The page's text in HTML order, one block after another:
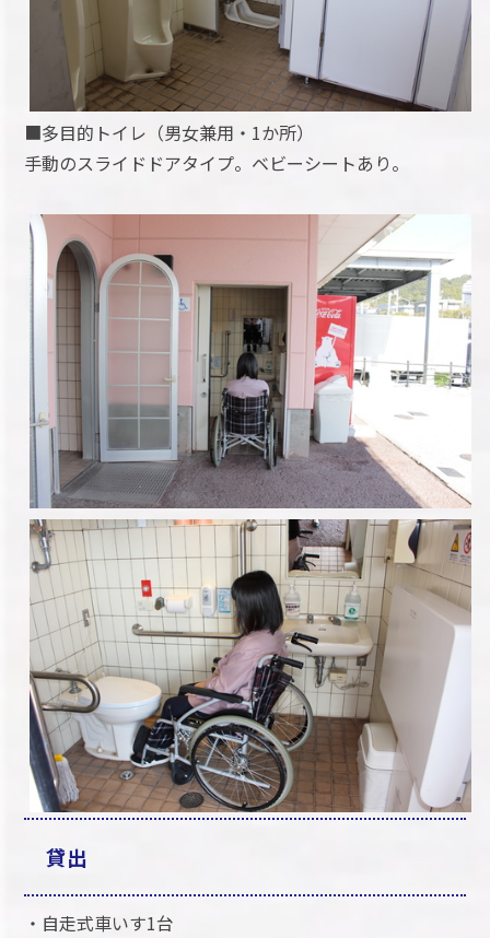
■多目的トイレ（男女兼用・1か所）
手動のスライドドアタイプ。ベビーシートあり。
貸出
・自走式車いす1台